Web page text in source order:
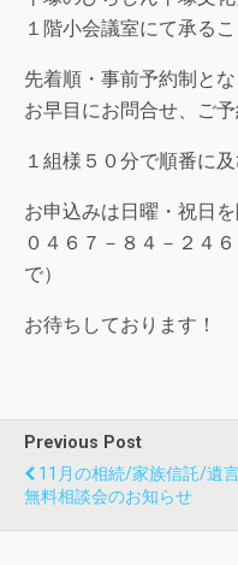
１階小会議室にて承る
先着順・事前予約制とな
お早目にお問合せ、ご予
１組様５０分で順番に及
お申込みは日曜・祝日を
０４６７－８４－２４
で）
お待ちしております！
Previous Post
11月の相続/家族信託/遺
無料相談会のお知らせ